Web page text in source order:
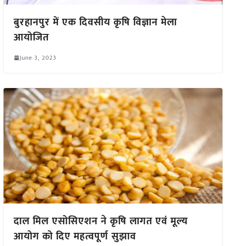
बुरहानपुर में एक दिवसीय कृषि विज्ञान मेला
आयोजित
June 3, 2023
दाल मिल एसोसिएशन ने कृषि लागत एवं मूल्य
आयोग को दिए महत्वपूर्ण सुझाव